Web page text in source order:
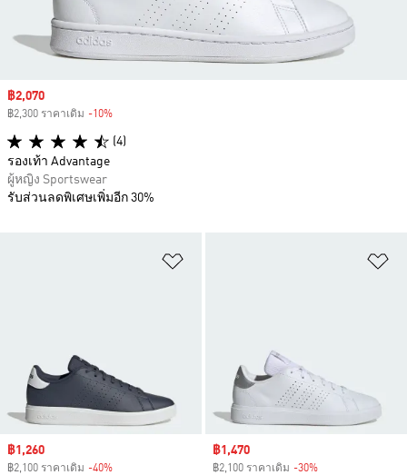
Sale price
฿1,260
฿2,100 ราคาเดิม -40%
Sale price
฿1,470
฿2,100 ราคาเดิม -30%
Sale price
฿2,070
฿2,300 ราคาเดิม -10%
(4)
รองเท้า Advantage
ผู้หญิง Sportswear
รับส่วนลดพิเศษเพิ่มอีก 30%